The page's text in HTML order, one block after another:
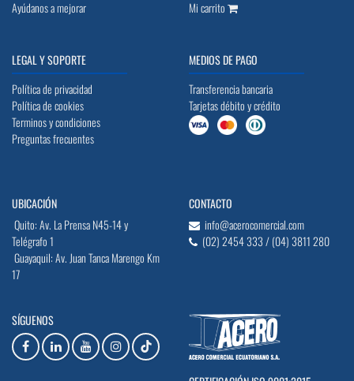
Ayúdanos a mejorar
Mi carrito
LEGAL Y SOPORTE
Política de privacidad
Política de cookies
Terminos y condiciones
Preguntas frecuentes
MEDIOS DE PAGO
Transferencia bancaria
Tarjetas débito y crédito
UBICACIÓN
Quito: Av. La Prensa N45-14 y
Telégrafo 1
Guayaquil: Av. Juan Tanca Marengo Km
17
CONTACTO
info@acerocomercial.com
(02) 2454 333 / (04) 3811 280
SÍGUENOS